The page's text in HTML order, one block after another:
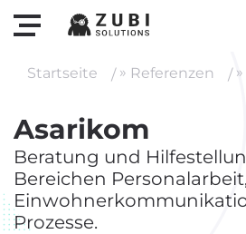
Startseite
Dienstleistungen
Über uns
Referenzen
Startseite » Referenzen »
Asarikom
Beratung und
Bereichen Personalarbeit,
Prozesse.